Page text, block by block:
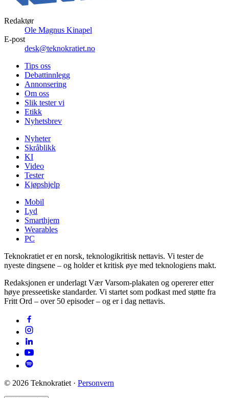
Redaktør
Ole Magnus Kinapel
E-post
desk@teknokratiet.no
Tips oss
Debattinnlegg
Annonsering
Om oss
Slik tester vi
Etikk
Nyhetsbrev
Nyheter
Skråblikk
KI
Video
Tester
Kjøpshjelp
Mobil
Lyd
Smarthjem
Wearables
PC
Teknokratiet er en norsk, teknologikritisk nettavis. Vi tester de
nyeste dingsene – og holder et kritisk øye med teknologiens makt.
Redaksjonen er underlagt Vær Varsom-plakaten og opererer etter
høye presseetiske standarder. Vi startet som podkast med støtte fra
Fritt Ord – over 50 episoder – og er i dag nettavis.
© 2026 Teknokratiet · Personvern